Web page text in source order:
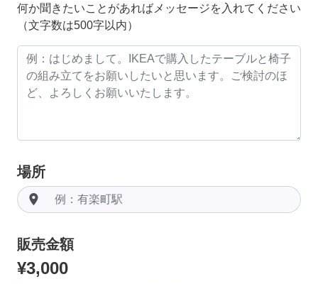
何か聞きたいことがあればメッセージを入れてください
（文字数は500字以内）
場所
room
販売金額
¥3,000